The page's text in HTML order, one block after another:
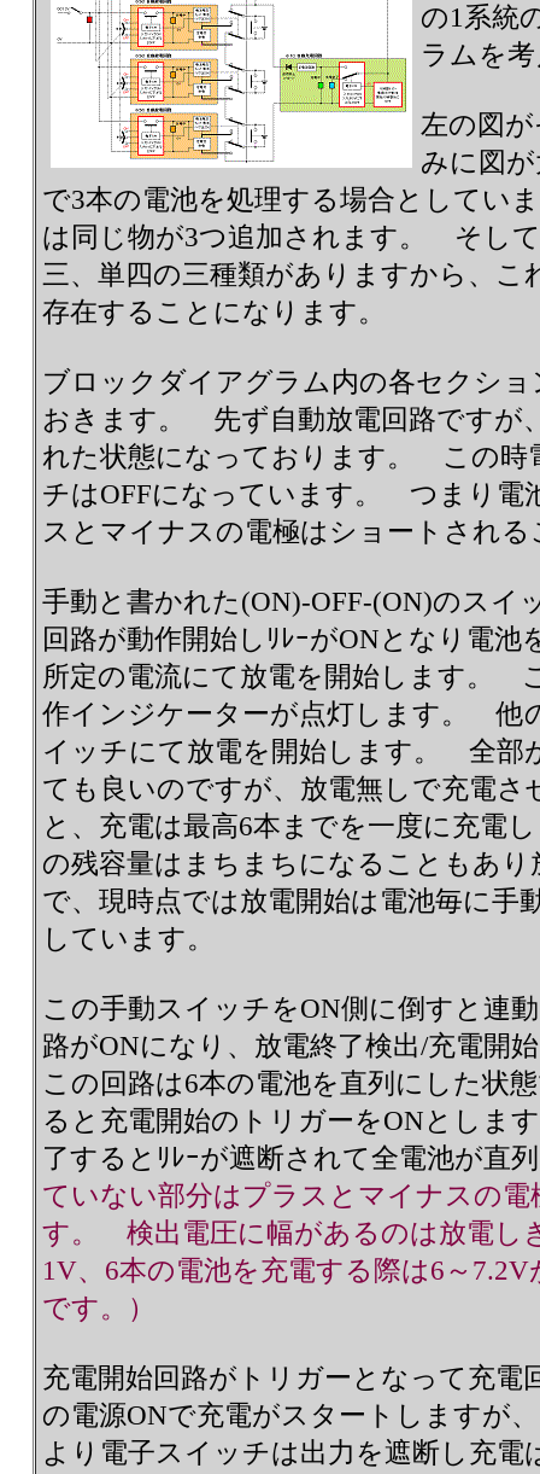
の1系統
ラムを
左の図
みに図
で3本の電池を処理する場合としてい
は同じ物が3つ追加されます。 そし
三、単四の三種類がありますから、こ
存在することになります。
ブロックダイアグラム内の各セクシ
おきます。 先ず自動放電回路ですが
れた状態になっております。 この時
チはOFFになっています。 つまり電
スとマイナスの電極はショートされ
手動と書かれた(ON)-OFF-(ON)のスイ
回路が動作開始しﾘﾚｰがONとなり電池
所定の電流にて放電を開始します。
作インジケーターが点灯します。 他
イッチにて放電を開始します。 全部
ても良いのですが、放電無しで充電
と、充電は最高6本までを一度に充電
の残容量はまちまちになることもあ
で、現時点では放電開始は電池毎に手
しています。
この手動スイッチをON側に倒すと連
路がONになり、放電終了検出/充電
この回路は6本の電池を直列にした状
ると充電開始のトリガーをONとしま
了するとﾘﾚｰが遮断されて全電池が直
ていない部分はプラスとマイナスの
す。 検出電圧に幅があるのは放電し
1V、6本の電池を充電する際は6～
です。）
充電開始回路がトリガーとなって充
の電源ONで充電がスタートしますが
より電子スイッチは出力を遮断し充